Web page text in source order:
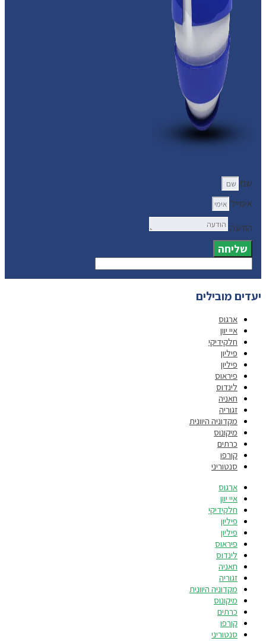
שם
אימייל
הודעה
שליחה
יעדים מובילים
ארגוס
איי יוון
חלקידיקי
פיליון
פיליון
פיראוס
לינדוס
חאניה
זגוריה
מקדוניה היוונית
מיקונוס
כרתים
קורפו
סנטוריני
ארגוס
איי יוון
חלקידיקי
פיליון
פיליון
פיראוס
לינדוס
חאניה
זגוריה
מקדוניה היוונית
מיקונוס
כרתים
קורפו
סנטוריני